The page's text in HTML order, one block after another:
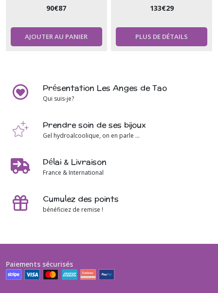
90€87
AJOUTER AU PANIER
133€29
PLUS DE DÉTAILS
Présentation Les Anges de Tao
Qui suis-je?
Prendre soin de ses bijoux
Gel hydroalcoolique, on en parle ...
Délai & Livraison
France & International
Cumulez des points
bénéficiez de remise !
Paiements sécurisés